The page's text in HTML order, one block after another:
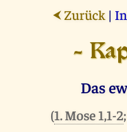
⮜ Zurück |
-
Das
(1. Mose 1,1-2;